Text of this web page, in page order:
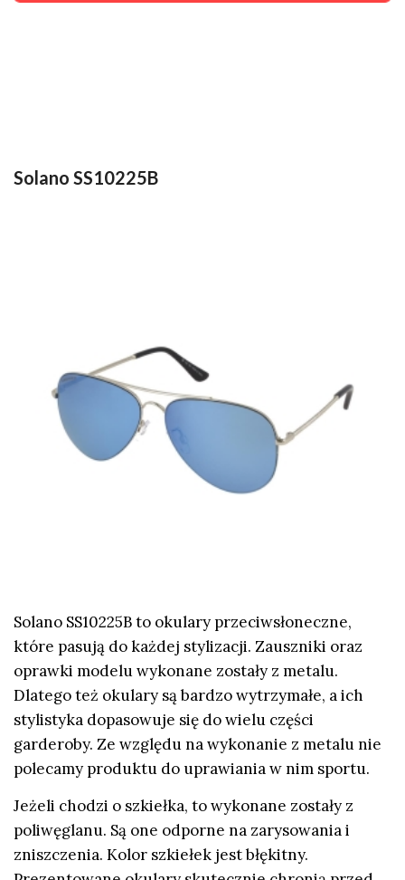
Solano SS10225B
Solano SS10225B to okulary przeciwsłoneczne,
które pasują do każdej stylizacji. Zauszniki oraz
oprawki modelu wykonane zostały z metalu.
Dlatego też okulary są bardzo wytrzymałe, a ich
stylistyka dopasowuje się do wielu części
garderoby. Ze względu na wykonanie z metalu nie
polecamy produktu do uprawiania w nim sportu.
Jeżeli chodzi o szkiełka, to wykonane zostały z
poliwęglanu. Są one odporne na zarysowania i
zniszczenia. Kolor szkiełek jest błękitny.